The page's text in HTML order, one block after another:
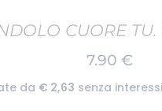
CUORE TU.
7.90 €